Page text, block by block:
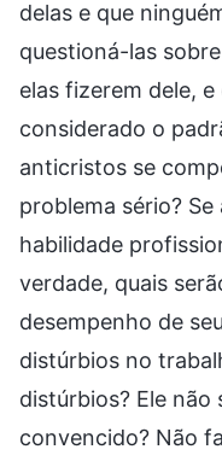
delas e que
questioná-las
elas fizerem dele,
considerado o
anticristos se
problema sério?
habilidade
verdade, quais
desempenho de
distúrbios no
distúrbios? Ele
convencido? Não